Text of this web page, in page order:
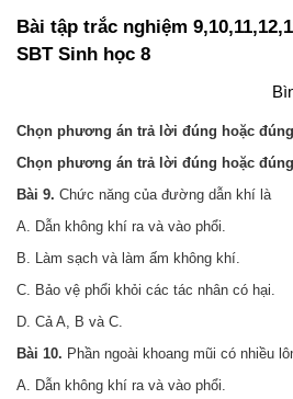
Bài tập trắc nghiệm
SBT Sinh học 8
Chọn phương án trả lời đúng hoặc
Chọn phương án trả lời đúng hoặc
Bài 9. Chức năng của đường dẫn khí là
A. Dẫn không khí ra và vào phổi.
B. Làm sạch và làm ấm không khí.
C. Bảo vệ phổi khỏi các tác nhân có hại.
D. Cả A, B và C.
Bài 10. Phần ngoài khoang mũi có nhiều
A. Dẫn không khí ra và vào phổi.